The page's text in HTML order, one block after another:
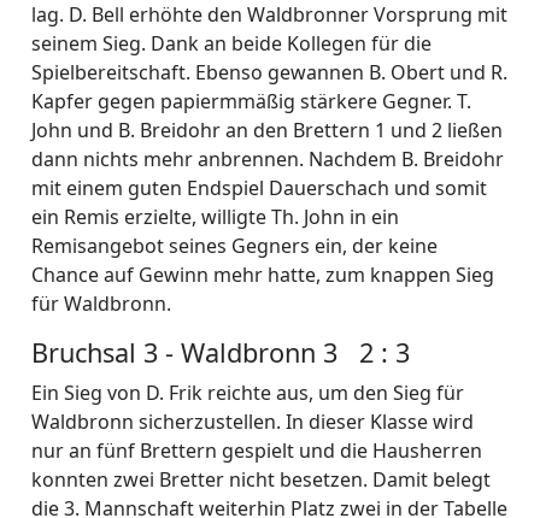
lag. D. Bell erhöhte den Waldbronner Vorsprung mit
seinem Sieg. Dank an beide Kollegen für die
Spielbereitschaft. Ebenso gewannen B. Obert und R.
Kapfer gegen papiermmäßig stärkere Gegner. T.
John und B. Breidohr an den Brettern 1 und 2 ließen
dann nichts mehr anbrennen. Nachdem B. Breidohr
mit einem guten Endspiel Dauerschach und somit
ein Remis erzielte, willigte Th. John in ein
Remisangebot seines Gegners ein, der keine
Chance auf Gewinn mehr hatte, zum knappen Sieg
für Waldbronn.
Bruchsal 3 - Waldbronn 3 2 : 3
Ein Sieg von D. Frik reichte aus, um den Sieg für
Waldbronn sicherzustellen. In dieser Klasse wird
nur an fünf Brettern gespielt und die Hausherren
konnten zwei Bretter nicht besetzen. Damit belegt
die 3. Mannschaft weiterhin Platz zwei in der Tabelle